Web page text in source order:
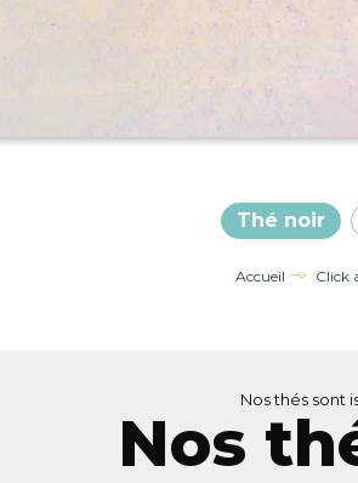
Thé noir
Accueil Click
Nos thés sont
Nos